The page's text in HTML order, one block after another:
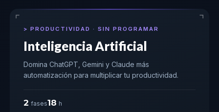
PRODUCTIVIDAD · SIN PROGRAMAR
Inteligencia Artificial
Domina ChatGPT, Gemini y Claude más
automatización para multiplicar tu productividad.
2 fases18 h